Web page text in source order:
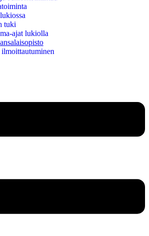
tuki
ajat lukiolla